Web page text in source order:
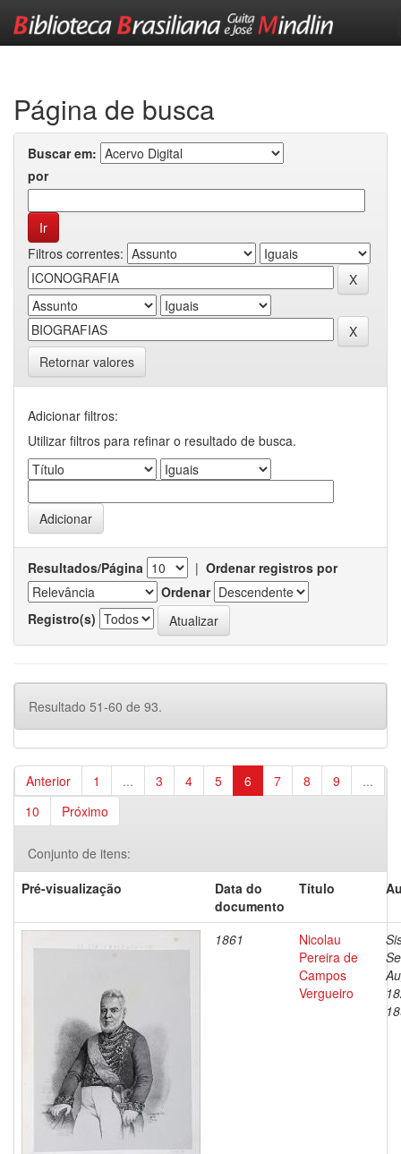
Página de busca
Buscar em:
por
Filtros correntes:
Retornar valores
Adicionar filtros:
Utilizar filtros para refinar o resultado de busca.
Resultados/Página | Ordenar registros por
Ordenar
Registro(s)
Resultado 51-60 de 93.
Anterior 1 ... 3 4 5 6 7 8 9
...
10
Próximo
Conjunto de itens:
Pré-visualização
Data do
documento
Título
1861
Nicolau
Pereira de
Campos
Vergueiro